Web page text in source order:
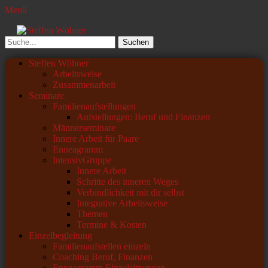
Menü
Steffen Wöhner
Lehrer und Seminarleiter
Suchen
nach:
Primäres
Zum
Steffen Wöhner
Arbeitsweise
Zusammenarbeit
Seminare
Familienaufstellungen
Aufstellungen: Beruf und Finanzen
Männerseminare
Innere Arbeit für Paare
Enneagramm
IntensivGruppe
Innere Arbeit
Schritte des inneren Weges
Verbindlichkeit mit dir selbst
Integrative Arbeitsweise
Themen
Termine & Kosten
Einzelbegleitung
Familienaufstellen einzeln
Coaching Beruf, Finanzen